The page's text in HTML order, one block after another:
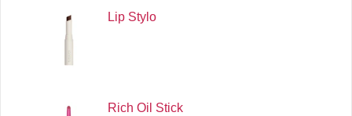
Lip Stylo
Rich Oil Stick